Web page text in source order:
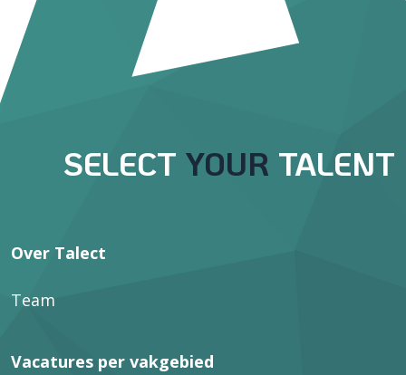
SELECT YOUR TALENT
Over Talect
Team
Vacatures per vakgebied